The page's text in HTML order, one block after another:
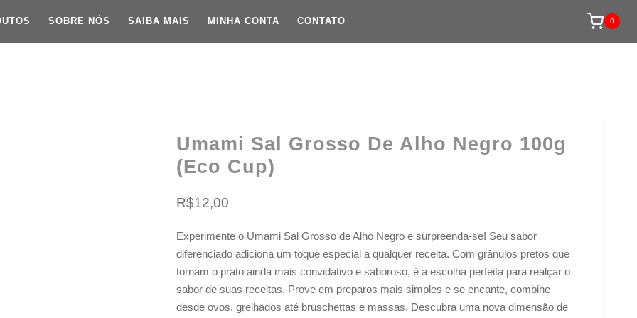
SOBRE NÓS SAIBA MAIS MINHA CONTA CONTATO 0
Umami Sal Grosso De Alho Negro 100g
(eco Cup)
R$12,00
Experimente o Umami Sal Grosso de Alho Negro e surpreenda-se! Seu sabor
diferenciado adiciona um toque especial a qualquer receita. Com grânulos pretos que
tornam o prato ainda mais convidativo e saboroso, é a escolha perfeita para realçar o
sabor de suas receitas. Prove em preparos mais simples e se encante, combine
desde ovos, grelhados até bruschettas e massas. Descubra uma nova dimensão de